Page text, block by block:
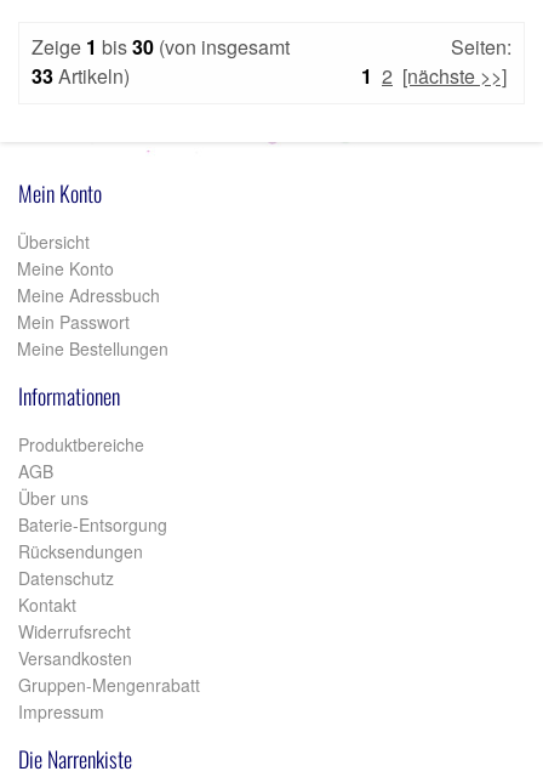
Zeige 1 bis30 (von insgesamt
33Artikeln)
Seiten:
1 2 [nächste >>]
Mein Konto
Übersicht
Meine Konto
Meine Adressbuch
Mein Passwort
Meine Bestellungen
Informationen
Produktbereiche
AGB
Über uns
Baterie-Entsorgung
Rücksendungen
Datenschutz
Kontakt
Widerrufsrecht
Versandkosten
Gruppen-Mengenrabatt
Impressum
Die Narrenkiste